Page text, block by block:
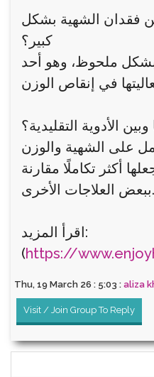
فقدان الشهية بشكل
كبير؟
بشكل ملحوظ، وهو أحد
الأدوية التقليدية؟
على الشهية والوزن
أكثر تكاملًا مقارنة
ببعض العلاجات الأخرى.
اقرأ المزيد:
(https://
Thu, 19 March 26 : 5:03 : aliza
Visit / Join Group To Reply